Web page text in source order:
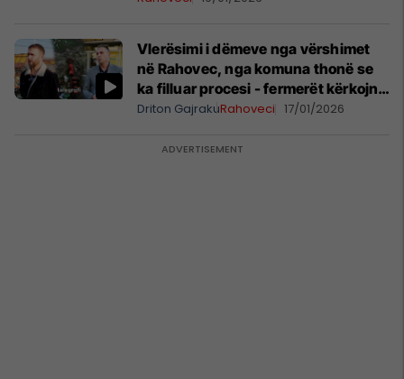
Vlerësimi i dëmeve nga vërshimet
në Rahovec, nga komuna thonë se
ka filluar procesi - fermerët kërkojnë
zgjidhje të përhershme
Driton GajrakuRahoveci 17/01/2026